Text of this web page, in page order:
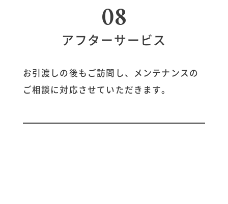
08
アフターサービス
お引渡しの後もご訪問し、メンテナンスの
ご相談に対応させていただきます。